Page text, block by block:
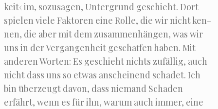
keit‹ im, sozu­sa­gen, Unter­grund geschieht. Dort
spie­len vie­le Fak­to­ren eine Rol­le, die wir nicht ken­
nen, die aber mit dem zusam­men­hän­gen, was wir
uns in der Ver­gan­gen­heit geschaf­fen haben. Mit
ande­ren Wor­ten: Es geschieht nichts zufäl­lig, auch
nicht dass uns so etwas anschei­nend scha­det. Ich
bin über­zeugt davon, dass nie­mand Scha­den
erfährt, wenn es für ihn, war­um auch immer, eine